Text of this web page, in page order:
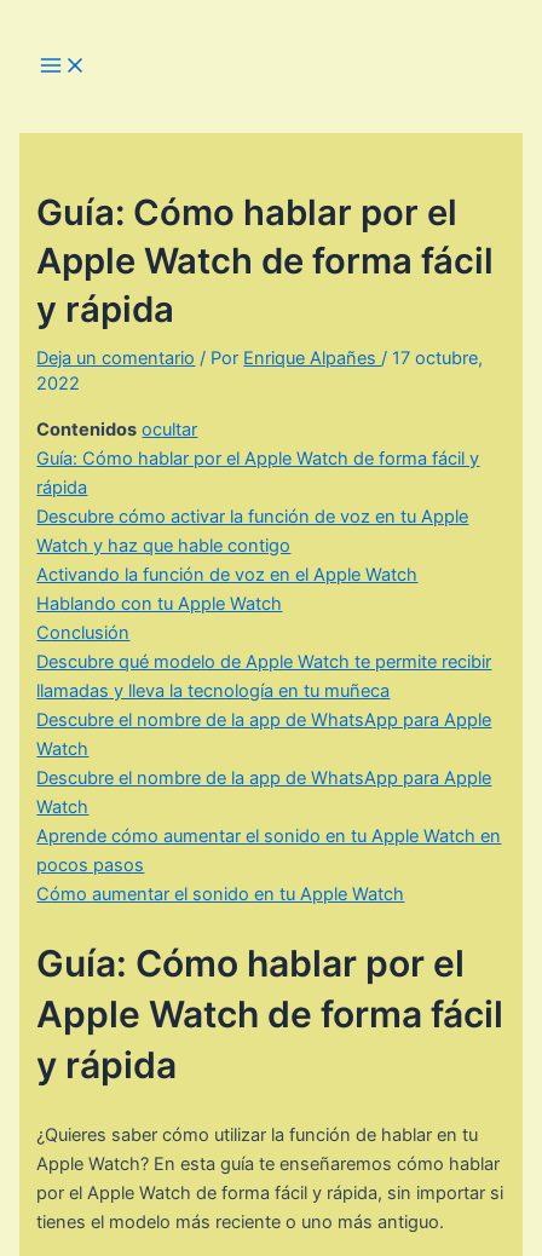
Main
Menu
Guía: Cómo hablar por el
Apple Watch de forma fácil
y rápida
Deja un comentario / Por Enrique Alpañes/17 octubre,
2022
Contenidos ocultar
Guía: Cómo hablar por el Apple Watch de forma fácil y
rápida
Descubre cómo activar la función de voz en tu Apple
Watch y haz que hable contigo
Activando la función de voz en el Apple Watch
Hablando con tu Apple Watch
Conclusión
Descubre qué modelo de Apple Watch te permite recibir
llamadas y lleva la tecnología en tu muñeca
Descubre el nombre de la app de WhatsApp para Apple
Watch
Descubre el nombre de la app de WhatsApp para Apple
Watch
Aprende cómo aumentar el sonido en tu Apple Watch en
pocos pasos
Cómo aumentar el sonido en tu Apple Watch
Guía: Cómo hablar por el
Apple Watch de forma fácil
y rápida
¿Quieres saber cómo utilizar la función de hablar en tu
Apple Watch? En esta guía te enseñaremos cómo hablar
por el Apple Watch de forma fácil y rápida, sin importar si
tienes el modelo más reciente o uno más antiguo.